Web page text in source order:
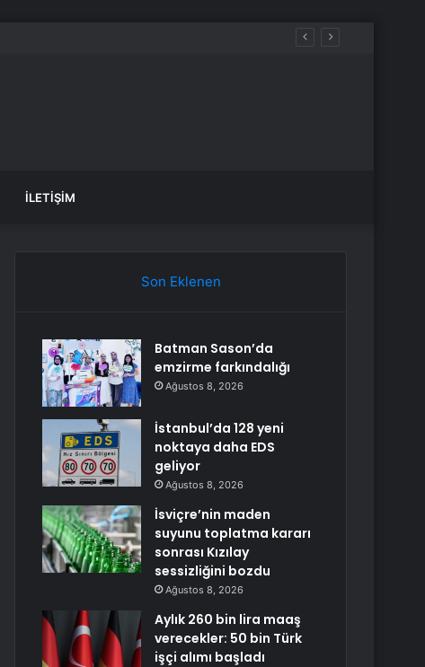
İLETIŞIM
Son Eklenen
Batman Sason’da
emzirme farkındalığı
Ağustos 8, 2026
İstanbul’da 128 yeni
noktaya daha EDS
geliyor
Ağustos 8, 2026
İsviçre’nin maden
suyunu toplatma kararı
sonrası Kızılay
sessizliğini bozdu
Ağustos 8, 2026
Aylık 260 bin lira maaş
verecekler: 50 bin Türk
işçi alımı başladı